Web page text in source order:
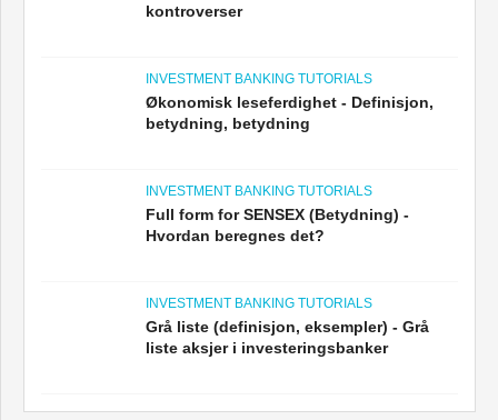
kontroverser
INVESTMENT BANKING TUTORIALS
Økonomisk leseferdighet - Definisjon,
betydning, betydning
INVESTMENT BANKING TUTORIALS
Full form for SENSEX (Betydning) -
Hvordan beregnes det?
INVESTMENT BANKING TUTORIALS
Grå liste (definisjon, eksempler) - Grå
liste aksjer i investeringsbanker